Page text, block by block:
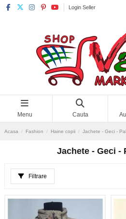
Login Seller
Menu Cauta
Acasa Fashion Haine copii Jachete - Geci -
Jachete - Geci -
Filtrare